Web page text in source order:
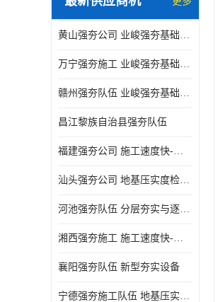
黄山强夯公司 业峻强夯基础工程
万宁强夯施工 业峻强夯基础工程
赣州强夯队伍 业峻强夯基础工程
昌江黎族自治县强夯队伍
福建强夯公司 施工速度快-施耐用性强
汕头强夯公司 地基压实度检测方法与标准
河池强夯队伍 分层夯实与逐层检测技术
湘西强夯施工 施工速度快-施耐用性强
襄阳强夯队伍 新型夯实设备
宁德强夯施工队伍 地基压实度检测方法与标准